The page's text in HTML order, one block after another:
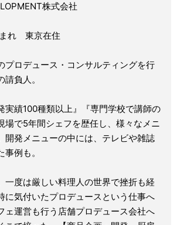
株式会社
れ 東京在住
プロデュース・コンサルティングを行
負人。
実績100種類以上』『専門学校で講師の
場で5年間シェフを歴任し、様々なメニ
開発メニューの中には、テレビや雑誌
例も。
一度は厳しい料理人の世界で挫折も経
に気付いたプロデュースという仕事へ
ェ運営も行う店舗プロデュース会社へ